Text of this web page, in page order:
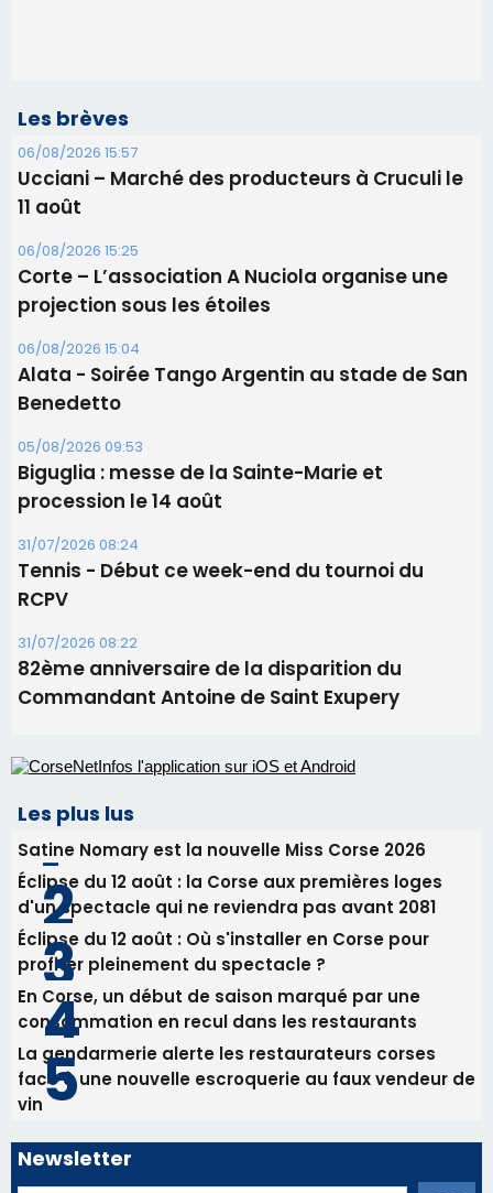
Les brèves
06/08/2026 15:57
Ucciani – Marché des producteurs à Cruculi le
11 août
06/08/2026 15:25
Corte – L’association A Nuciola organise une
projection sous les étoiles
06/08/2026 15:04
Alata - Soirée Tango Argentin au stade de San
Benedetto
05/08/2026 09:53
Biguglia : messe de la Sainte-Marie et
procession le 14 août
31/07/2026 08:24
Tennis - Début ce week-end du tournoi du
RCPV
31/07/2026 08:22
82ème anniversaire de la disparition du
Commandant Antoine de Saint Exupery
Les plus lus
Satine Nomary est la nouvelle Miss Corse 2026
Éclipse du 12 août : la Corse aux premières loges
d'un spectacle qui ne reviendra pas avant 2081
Éclipse du 12 août : Où s'installer en Corse pour
profiter pleinement du spectacle ?
En Corse, un début de saison marqué par une
consommation en recul dans les restaurants
La gendarmerie alerte les restaurateurs corses
face à une nouvelle escroquerie au faux vendeur de
vin
Newsletter